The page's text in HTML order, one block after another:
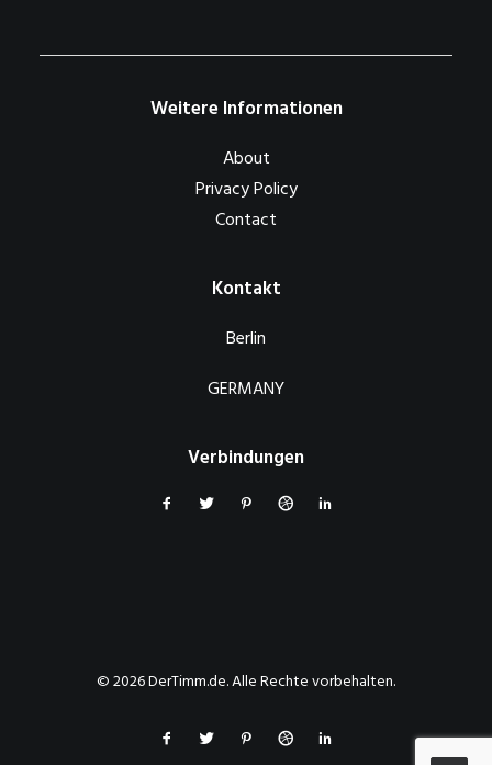
Weitere Informationen
About
Privacy Policy
Contact
Kontakt
Berlin
GERMANY
Verbindungen
© 2026 DerTimm.de. Alle Rechte vorbehalten.